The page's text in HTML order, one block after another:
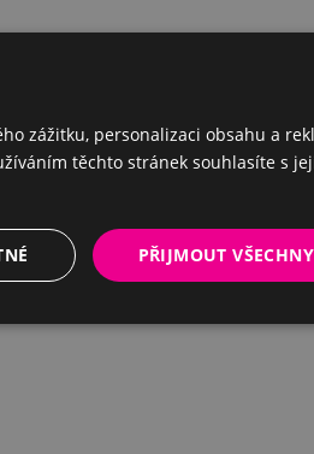
zážitku, personalizaci obsahu a
těchto stránek souhlasíte s
PŘIJMOUT VŠECHNY